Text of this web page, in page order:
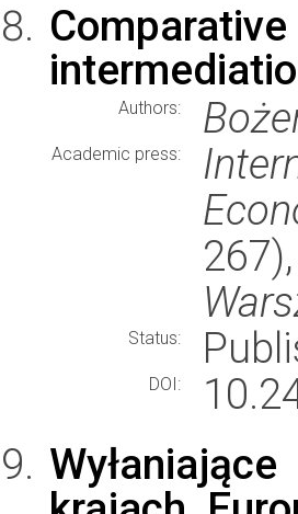
Authors:
Academic press:
Status:
DOI: